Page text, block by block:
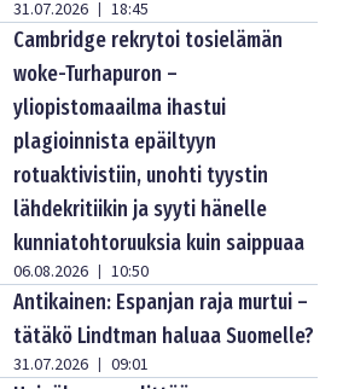
31.07.2026 | 18:45
Cambridge rekrytoi tosielämän
woke-Turhapuron –
yliopistomaailma ihastui
plagioinnista epäiltyyn
rotuaktivistiin, unohti tyystin
lähdekritiikin ja syyti hänelle
kunniatohtoruuksia kuin saippuaa
06.08.2026 | 10:50
Antikainen: Espanjan raja murtui –
tätäkö Lindtman haluaa Suomelle?
31.07.2026 | 09:01